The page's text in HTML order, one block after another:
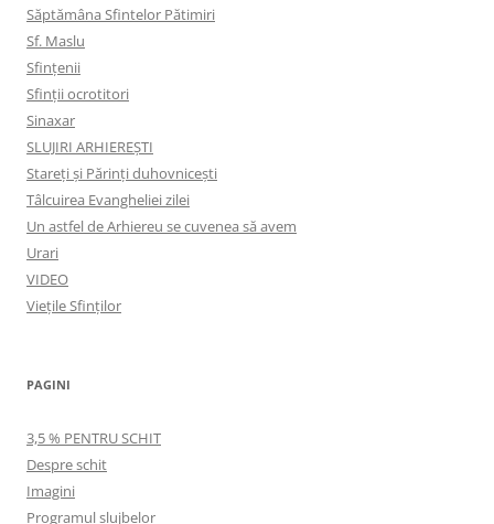
Săptămâna Sfintelor Pătimiri
Sf. Maslu
Sfințenii
Sfinții ocrotitori
Sinaxar
SLUJIRI ARHIEREȘTI
Stareți și Părinți duhovnicești
Tâlcuirea Evangheliei zilei
Un astfel de Arhiereu se cuvenea să avem
Urari
VIDEO
Viețile Sfinților
PAGINI
3,5 % PENTRU SCHIT
Despre schit
Imagini
Programul slujbelor